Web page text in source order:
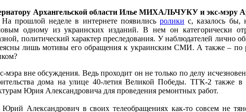
Архангельской области Илье МИХАЛЬЧУКУ и экс-мэру
прошлой неделе в интернете появились ролики с, казалось бы,
одному из украинских изданий. В нем он категорически
политический характер преследования. У наблюдателей лично
лишь мотивы его обращения к украинским СМИ. А также – по
мэра вне обсуждения. Ведь проходит он не только по делу
дома на улице 40-летия Великой Победы. ТГК-2 также в
Юрия Александровича для проведения ремонтных работ.
Александрович в своих телеобращениях как-то совсем не